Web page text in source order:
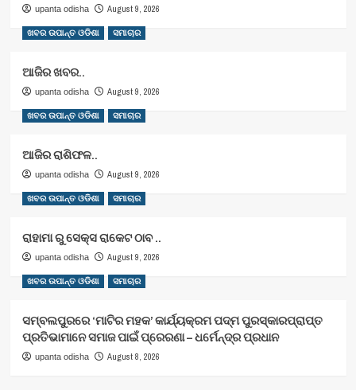
upanta odisha August 9, 2026
ଖବର ଉପାନ୍ତ ଓଡିଶା ସମାଚାର
ଆଜିର ଖବର..
upanta odisha August 9, 2026
ଖବର ଉପାନ୍ତ ଓଡିଶା ସମାଚାର
ଆଜିର ରାଶିଫଳ..
upanta odisha August 9, 2026
ଖବର ଉପାନ୍ତ ଓଡିଶା ସମାଚାର
ରାହାମା ରୁ ସେକ୍ସ ରାକେଟ ଠାବ ..
upanta odisha August 9, 2026
ଖବର ଉପାନ୍ତ ଓଡିଶା ସମାଚାର
ସମ୍ବଲପୁରରେ ‘ମାଟିର ମହକ’ କାର୍ଯ୍ୟକ୍ରମ ପଦ୍ମ ପୁରସ୍କାରପ୍ରାପ୍ତ
ପ୍ରତିଭାମାନେ ସମାଜ ପାଇଁ ପ୍ରେରଣା – ଧର୍ମେନ୍ଦ୍ର ପ୍ରଧାନ
upanta odisha August 8, 2026